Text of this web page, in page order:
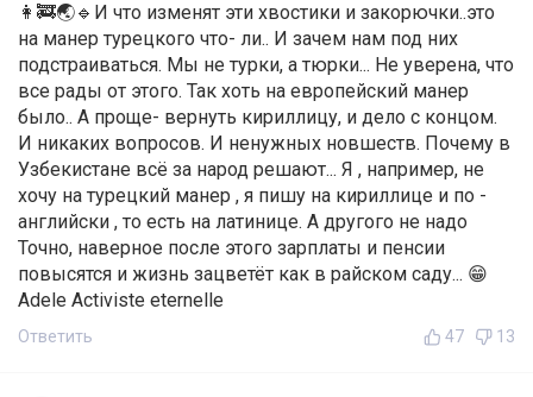
👩‍🚒🌏🔹И что изменят эти хвостики и закорючки..это
на манер турецкого что- ли.. И зачем нам под них
подстраиваться. Мы не турки, а тюрки... Не уверена, что
все рады от этого. Так хоть на европейский манер
было.. А проще- вернуть кириллицу, и дело с концом.
И никаких вопросов. И ненужных новшеств. Почему в
Узбекистане всё за народ решают... Я , например, не
хочу на турецкий манер , я пишу на кириллице и по -
английски , то есть на латинице. А другого не надо
Точно, наверное после этого зарплаты и пенсии
повысятся и жизнь зацветёт как в райском саду... 😁
Adele Activiste eternelle
Ответить 47 13